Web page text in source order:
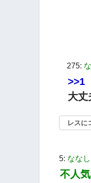
275:
>>1
大丈
レスに
5: なな
不人